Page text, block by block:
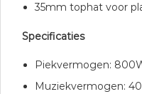
35mm tophat voor
Specificaties
Piekvermogen:
Muziekvermogen: